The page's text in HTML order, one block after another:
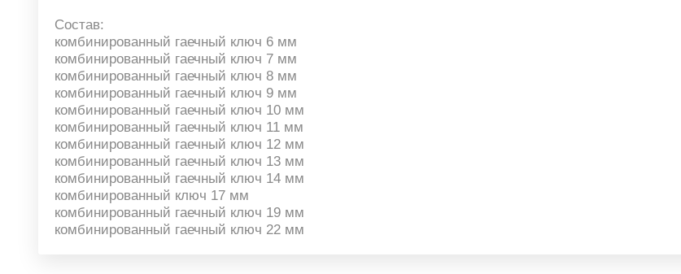
Состав:
комбинированный гаечный ключ 6 мм
комбинированный гаечный ключ 7 мм
комбинированный гаечный ключ 8 мм
комбинированный гаечный ключ 9 мм
комбинированный гаечный ключ 10 мм
комбинированный гаечный ключ 11 мм
комбинированный гаечный ключ 12 мм
комбинированный гаечный ключ 13 мм
комбинированный гаечный ключ 14 мм
комбинированный ключ 17 мм
комбинированный гаечный ключ 19 мм
комбинированный гаечный ключ 22 мм